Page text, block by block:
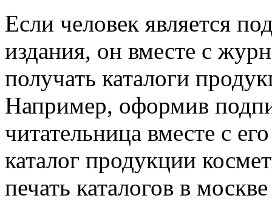
Если человек является
издания, он вместе с
получать каталоги
Например, оформив
читательница вместе с
каталог продукции
печать каталогов в